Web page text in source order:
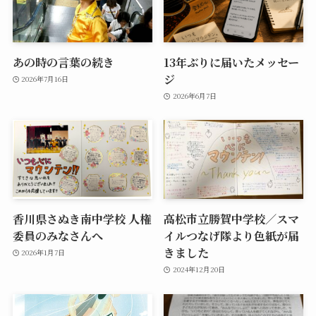
あの時の言葉の続き
2026年7月16日
13年ぶりに届いたメッセー
ジ
2026年6月7日
香川県さぬき南中学校 人権
委員のみなさんへ
2026年1月7日
高松市立勝賀中学校／スマ
イルつなげ隊より色紙が届
きました
2024年12月20日